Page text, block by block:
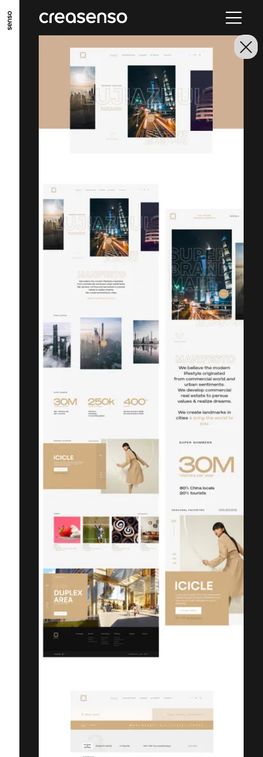
ALLER AU CONTENU PRINCIPAL
ALLER EN BAS DE PAGE